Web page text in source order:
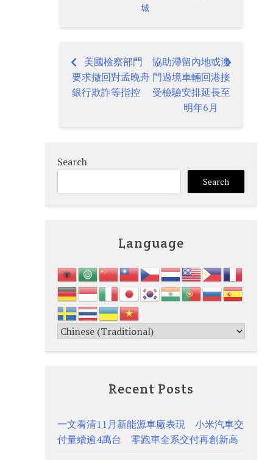
城
Post
navigation
美國檢察部門
要求撤回對孟晚舟
銀行欺詐等指控
協助滯留內地或澳
門過境車輛回港接
受檢驗安排延長至
明年6月
Search
Search
Language
Recent Posts
一文看清11月新能源車廠表現 小米汽車交
付量續逾4萬台 零跑車全系交付再創新高